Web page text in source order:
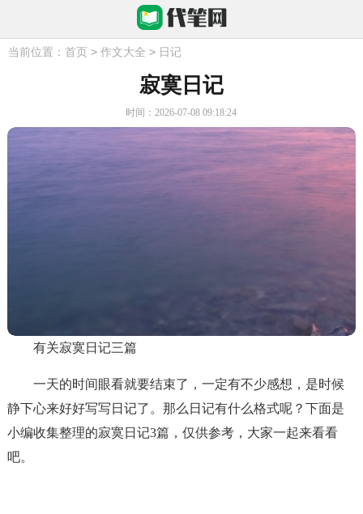
当前位置： 首页 > 作文大全 > 日记
寂寞日记
时间：2026-07-08 09:18:24
有关寂寞日记三篇
一天的时间眼看就要结束了，一定有不少感想，是时候
静下心来好好写写日记了。那么日记有什么格式呢？下面是
小编收集整理的寂寞日记3篇，仅供参考，大家一起来看看
吧。